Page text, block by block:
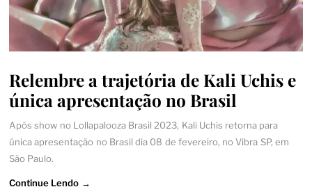
Relembre a trajetória de Kali Uchis e
única apresentação no Brasil
Após show no Lollapalooza Brasil 2023, Kali Uchis retorna para
única apresentação no Brasil dia 08 de fevereiro, no Vibra SP, em
São Paulo.
Continue Lendo →